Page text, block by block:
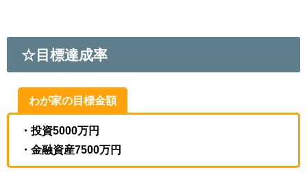
☆目標達成率
わが家の目標金額
・投資5000万円
・金融資産7500万円